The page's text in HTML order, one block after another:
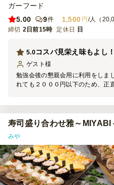
ガーフード
5.00
9件 1,500 円 /人（
締切 2日前15時 定休日 日
コスパ見栄え味もよし！
5.0
ゲスト 様
勉強会後の懇親会用に利用をしま
れても２０００円以下のため、正
が、きれいな箱に入り、一人ひと
すく、また商品の品数もおおく彩
ブルに並ぶととても見栄えが良
ツサンドが大好評でおいしかった
てきれいにたべ、片づけもしやす
おすすめです。おなかはいっぱい
なため、立食のビジネス懇親会な
寿司盛り合わせ雅～MIYABI
みや